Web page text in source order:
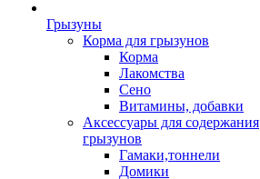
Грызуны
Корма для грызунов
Корма
Лакомства
Сено
Витамины, добавки
Аксессуары для содержания
грызунов
Гамаки,тоннели
Домики